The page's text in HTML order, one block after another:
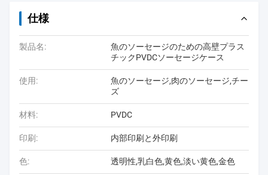
仕様
製品名:
魚のソーセージのための高壁プラス
チックPVDCソーセージケース
使用:
魚のソーセージ,肉のソーセージ,チー
ズ
材料: PVDC
印刷: 内部印刷と外印刷
色: 透明性,乳白色,黄色,淡い黄色,金色